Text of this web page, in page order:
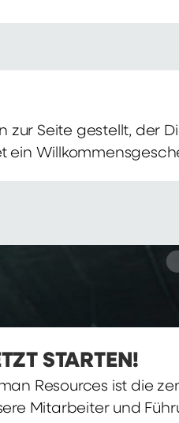
Seite gestellt, der
ein
STARTEN!
Resources ist die
Mitarbeiter und